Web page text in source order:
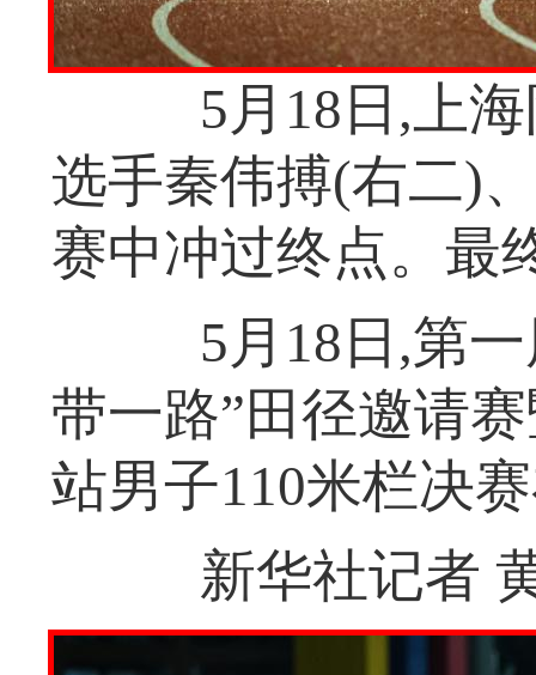
5月18日,上海
选手秦伟搏(右二)
赛中冲过终点。最
5月18日,第一
带一路”田径邀请
站男子110米栏决
新华社记者